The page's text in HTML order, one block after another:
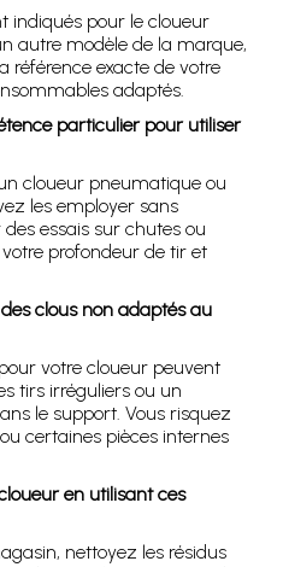
indiqués pour le cloueur
autre modèle de la marque,
référence exacte de votre
adaptés.
particulier pour utiliser
cloueur pneumatique ou
les employer sans
essais sur chutes ou
profondeur de tir et
clous non adaptés au
votre cloueur peuvent
tirs irréguliers ou un
le support. Vous risquez
certaines pièces internes
en utilisant ces
nettoyez les résidus